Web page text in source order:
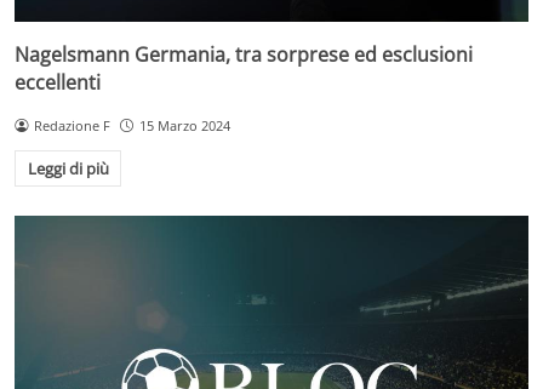
Nagelsmann Germania, tra sorprese ed esclusioni
eccellenti
Redazione F 15 Marzo 2024
Leggi di più